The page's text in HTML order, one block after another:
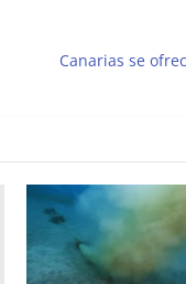
Canarias se